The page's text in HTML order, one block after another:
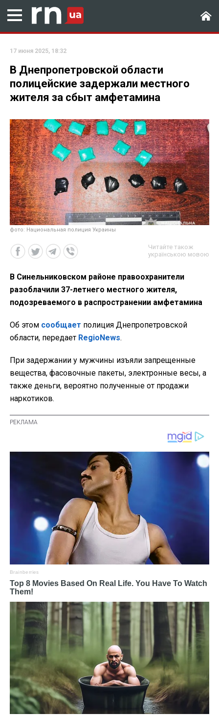
17 июня 2025, 18:32
В Днепропетровской области
полицейские задержали местного
жителя за сбыт амфетамина
фото: Национальная полиция Украины
Читайте також
українською мовою
В Синельниковском районе правоохранители
разоблачили 37-летнего местного жителя,
подозреваемого в распространении амфетамина
Об этом сообщает полиция Днепропетровской
области, передает RegioNews.
При задержании у мужчины изъяли запрещенные
вещества, фасовочные пакеты, электронные весы, а
также деньги, вероятно полученные от продажи
наркотиков.